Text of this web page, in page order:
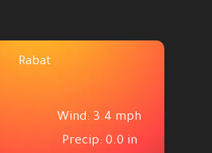
Rabat
Wind: 3.4 mph
Precip: 0.0 in